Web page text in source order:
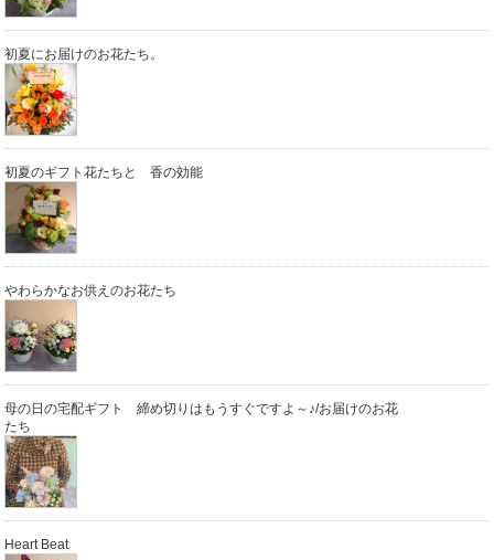
初夏にお届けのお花たち。
初夏のギフト花たちと 香の効能
やわらかなお供えのお花たち
母の日の宅配ギフト 締め切りはもうすぐですよ～♪/お届けのお花
たち
Heart Beat